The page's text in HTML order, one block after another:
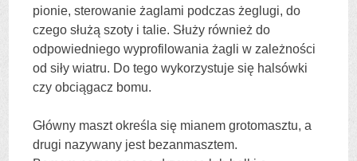
pionie, sterowanie żaglami podczas żeglugi, do
czego służą szoty i talie. Służy również do
odpowiedniego wyprofilowania żagli w zależności
od siły wiatru. Do tego wykorzystuje się halsówki
czy obciągacz bomu.
Główny maszt określa się mianem grotomasztu, a
drugi nazywany jest bezanmasztem.